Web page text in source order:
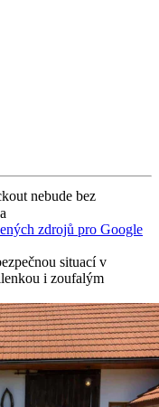
nebude bez
zdrojů pro Google
situací v
i zoufalým